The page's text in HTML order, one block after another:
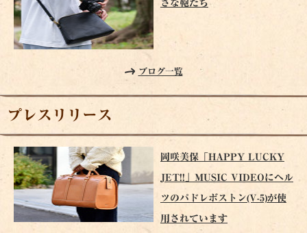
さな鞄たち
ブログ一覧
プレスリリース
岡咲美保「HAPPY LUCKY
JET!!」MUSIC VIDEOにヘル
ツのパドレボストン(V-5)が使
用されています